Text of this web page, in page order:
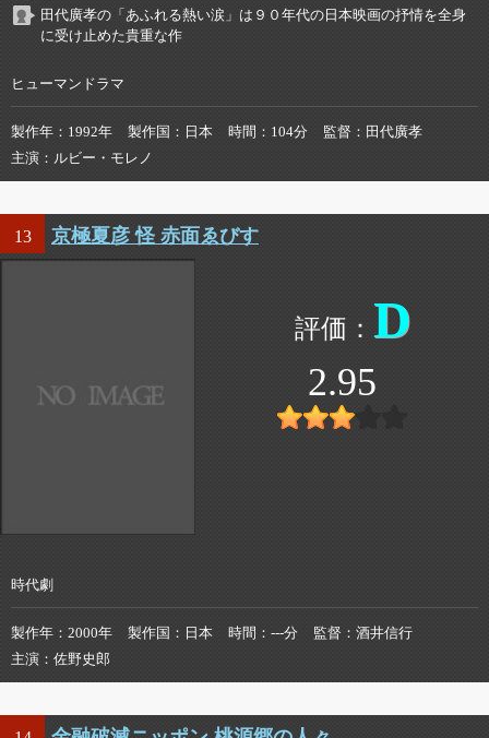
田代廣孝の「あふれる熱い涙」は９０年代の日本映画の抒情を全身
に受け止めた貴重な作
ヒューマンドラマ
製作年 1992年 製作国 日本 時間 104分 監督
田代廣孝
主演
ルビー・モレノ
13 京極夏彦 怪 赤面ゑびす
D
2.95
時代劇
製作年 2000年 製作国 日本 時間 ---分 監督
酒井信行
主演
佐野史郎